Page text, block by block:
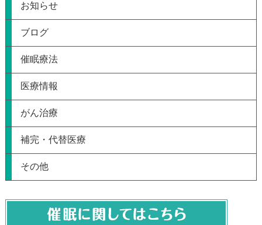
お知らせ
ブログ
催眠療法
医療情報
がん治療
補完・代替医療
その他